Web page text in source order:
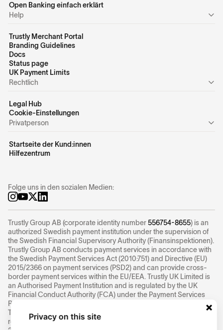
Open Banking einfach erklärt
Help
Trustly Merchant Portal
Branding Guidelines
Docs
Status page
UK Payment Limits
Rechtlich
Legal Hub
Cookie-Einstellungen
Privatperson
Startseite der Kund:innen
Hilfezentrum
Folge uns in den sozialen Medien:
Trustly Group AB (corporate identity number556754-8655) is an
authorized Swedish payment institution under the supervision of
the Swedish Financial Supervisory Authority (Finansinspektionen).
Trustly Group AB conducts payment services in accordance with
the Swedish Payment Services Act (2010:751) and Directive (EU)
2015/2366 on payment services (PSD2) and can provide cross-
border payment services within the EU/EEA. Trustly UK Limited is
an Authorised Payment Institution and is regulated by the UK
Financial Conduct Authority (FCA) under the Payment Services
Regulations 2017 (Firm Reference Number: 1005703). Ecospend
Technologies Limited is an Authorised Payment Institution and is
regulated by the FCA under the Payment Services Regulations
Privacy on this site